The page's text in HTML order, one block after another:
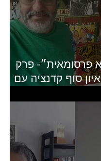
פרסומאית״- פרק
ריאיון סוף קדנציה עם
באומן בר ריבנאי